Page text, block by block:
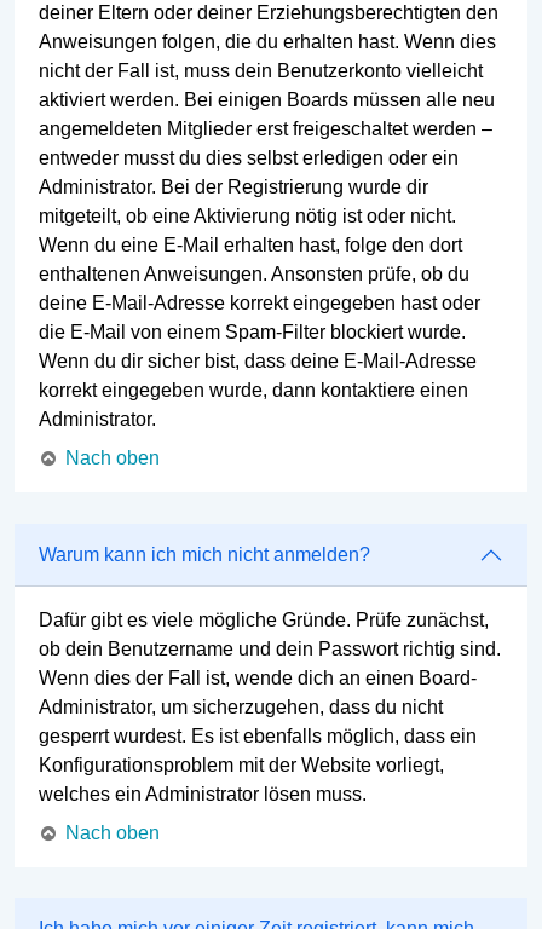
deiner Eltern oder deiner Erziehungsberechtigten den
Anweisungen folgen, die du erhalten hast. Wenn dies
nicht der Fall ist, muss dein Benutzerkonto vielleicht
aktiviert werden. Bei einigen Boards müssen alle neu
angemeldeten Mitglieder erst freigeschaltet werden –
entweder musst du dies selbst erledigen oder ein
Administrator. Bei der Registrierung wurde dir
mitgeteilt, ob eine Aktivierung nötig ist oder nicht.
Wenn du eine E-Mail erhalten hast, folge den dort
enthaltenen Anweisungen. Ansonsten prüfe, ob du
deine E-Mail-Adresse korrekt eingegeben hast oder
die E-Mail von einem Spam-Filter blockiert wurde.
Wenn du dir sicher bist, dass deine E-Mail-Adresse
korrekt eingegeben wurde, dann kontaktiere einen
Administrator.
Nach oben
Warum kann ich mich nicht anmelden?
Dafür gibt es viele mögliche Gründe. Prüfe zunächst,
ob dein Benutzername und dein Passwort richtig sind.
Wenn dies der Fall ist, wende dich an einen Board-
Administrator, um sicherzugehen, dass du nicht
gesperrt wurdest. Es ist ebenfalls möglich, dass ein
Konfigurationsproblem mit der Website vorliegt,
welches ein Administrator lösen muss.
Nach oben